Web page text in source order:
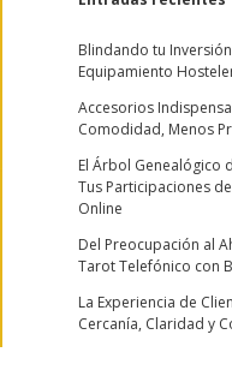
Blindando tu
Equipamiento
Accesorios
Comodidad, Menos
El Árbol Genealógico
Tus Participaciones
Online
Del Preocupación al
Tarot Telefónico con
La Experiencia de
Cercanía, Claridad y